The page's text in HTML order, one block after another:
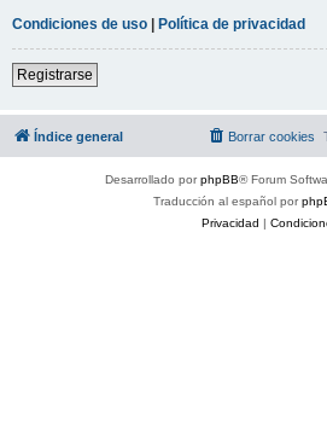
Condiciones de uso | Política de privacidad
Registrarse
Índice general Borrar cookies
Desarrollado porphpBB® Forum
Traducción al español por
Privacidad |